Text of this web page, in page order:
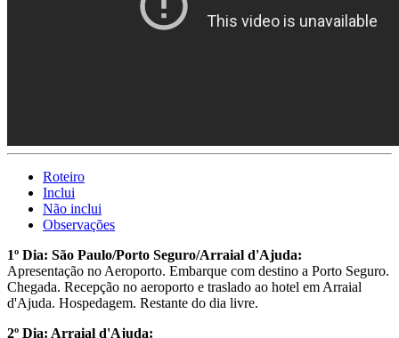
Roteiro
Inclui
Não inclui
Observações
1º Dia: São Paulo/Porto Seguro/Arraial d'Ajuda:
Apresentação no Aeroporto. Embarque com destino a Porto Seguro.
Chegada. Recepção no aeroporto e traslado ao hotel em Arraial
d'Ajuda. Hospedagem. Restante do dia livre.
2º Dia: Arraial d'Ajuda: